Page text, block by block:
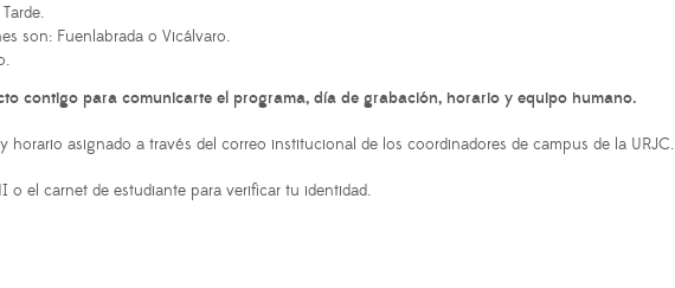
son: Fuenlabrada o Vicálvaro.
contigo para comunicarte el programa, día de grabación, horario y equipo humano.
asignado a través del correo institucional de los coordinadores de campus de la URJC.
o el carnet de estudiante para verificar tu identidad.